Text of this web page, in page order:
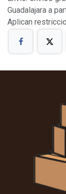
Guadalajara a
Aplican